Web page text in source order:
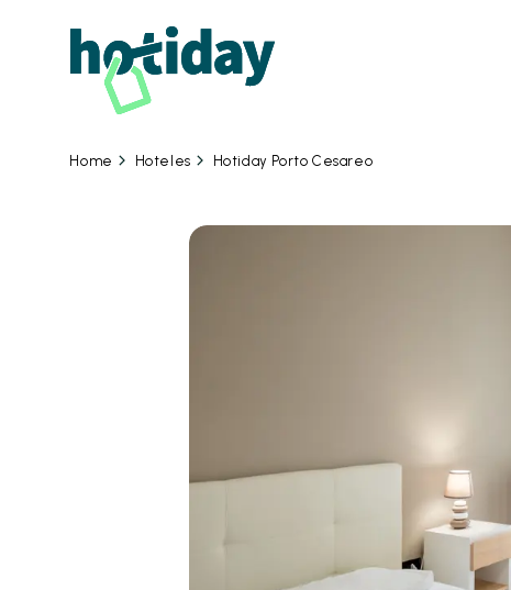
Home Hoteles Hotiday Porto Cesareo